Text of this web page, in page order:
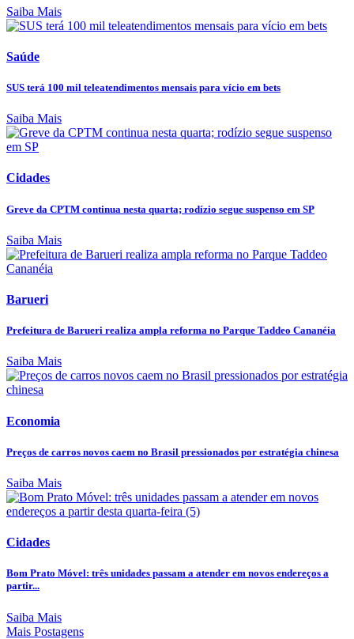
Saiba Mais
Saúde
SUS terá 100 mil teleatendimentos mensais para vício em bets
Saiba Mais
Cidades
Greve da CPTM continua nesta quarta; rodízio segue suspenso em SP
Saiba Mais
Barueri
Prefeitura de Barueri realiza ampla reforma no Parque Taddeo Cananéia
Saiba Mais
Economia
Preços de carros novos caem no Brasil pressionados por estratégia chinesa
Saiba Mais
Cidades
Bom Prato Móvel: três unidades passam a atender em novos endereços a
partir...
Saiba Mais
Mais Postagens